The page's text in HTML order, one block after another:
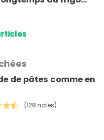
de pâtes comme en
(128 notes)